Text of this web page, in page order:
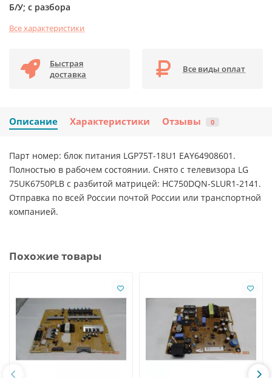
Б/У; с разбора
Все характеристики
Быстрая
доставка
Все виды оплат
Описание Характеристики Отзывы 0
Парт номер: блок питания LGP75T-18U1 EAY64908601.
Полностью в рабочем состоянии. Снято с телевизора LG
75UK6750PLB с разбитой матрицей: HC750DQN-SLUR1-2141.
Отправка по всей России почтой России или транспортной
компанией.
Похожие товары